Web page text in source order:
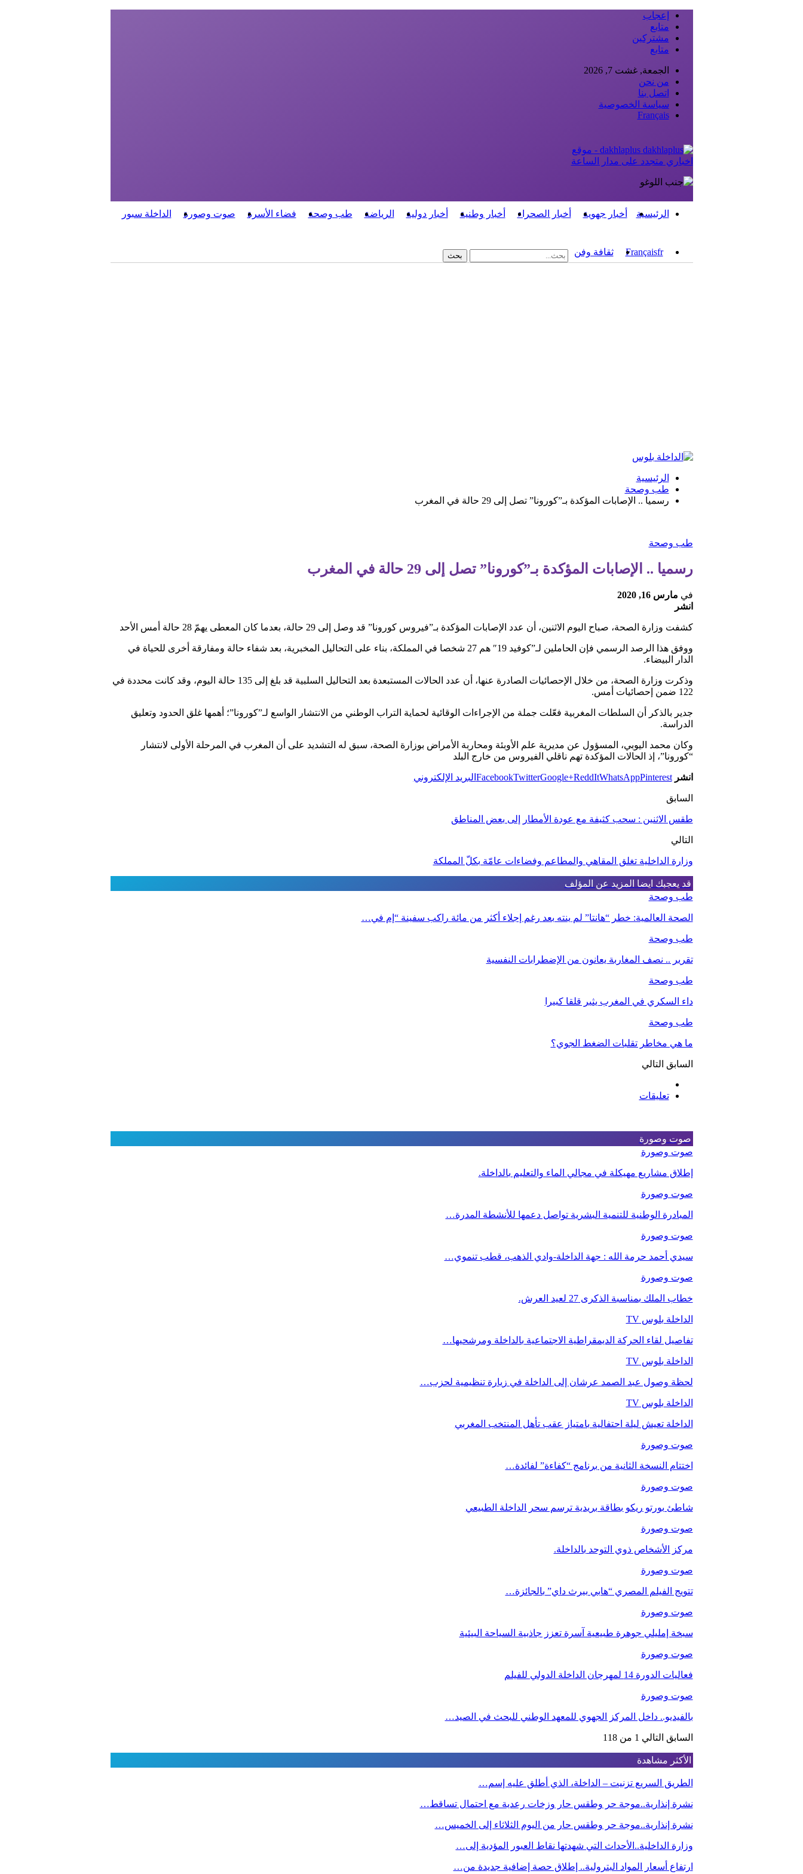
إعجاب
متابع
مشتركين
متابع
الجمعة, غشت 7, 2026
من نحن
اتصل بنا
سياسة الخصوصية
Français
dakhlaplus - موقع
اخباري متجدد على مدار الساعة
الرئيسية أخبار جهوية أخبار الصحراء أخبار وطنية أخبار دولية الرياضة طب وصحة فضاء الأسرة صوت وصورة الداخلة سبور
Françaisfr ثقافة وفن
الرئيسية
طب وصحة
رسميا .. الإصابات المؤكدة بـ”كورونا” تصل إلى 29 حالة في المغرب
طب وصحة
رسميا .. الإصابات المؤكدة بـ”كورونا” تصل إلى 29 حالة في المغرب
في مارس 16, 2020
انشر
كشفت وزارة الصحة، صباح اليوم الاثنين، أن عدد الإصابات المؤكدة بـ”فيروس كورونا” قد وصل إلى 29 حالة، بعدما كان المعطى يهمّ 28 حالة أمس الأحد
ووفق هذا الرصد الرسمي فإن الحاملين لـ”كوفيد 19″ هم 27 شخصا في المملكة، بناء على التحاليل المخبرية، بعد شفاء حالة ومفارقة أخرى للحياة في
الدار البيضاء.
وذكرت وزارة الصحة، من خلال الإحصائيات الصادرة عنها، أن عدد الحالات المستبعدة بعد التحاليل السلبية قد بلغ إلى 135 حالة اليوم، وقد كانت محددة في
122 ضمن إحصائيات أمس.
جدير بالذكر أن السلطات المغربية فعّلت جملة من الإجراءات الوقائية لحماية التراب الوطني من الانتشار الواسع لـ”كورونا”؛ أهمها غلق الحدود وتعليق
الدراسة.
وكان محمد اليوبي، المسؤول عن مديرية علم الأوبئة ومحاربة الأمراض بوزارة الصحة، سبق له التشديد على أن المغرب في المرحلة الأولى لانتشار
“كورونا”، إذ الحالات المؤكدة تهم ناقلي الفيروس من خارج البلد
انشر FacebookTwitterGoogle+ReddItWhatsAppPinterest البريد الإلكتروني
السابق
طقس الاثنين : سحب كثيفة مع عودة الأمطار إلى بعض المناطق
التالي
وزارة الداخلية تغلق المقاهي والمطاعم وفضاءات عامّة بكلّ المملكة
قد يعجبك ايضا المزيد عن المؤلف
طب وصحة
الصحة العالمية: خطر “هانتا” لم ينته بعد رغم إجلاء أكثر من مائة راكب سفينة “إم في…
طب وصحة
تقرير .. نصف المغاربة يعانون من الإضطرابات النفسية
طب وصحة
داء السكري في المغرب يثير قلقا كبيرا
طب وصحة
ما هي مخاطر تقلبات الضغط الجوي؟
السابق التالي
تعليقات
صوت وصورة
صوت وصورة
إطلاق مشاريع مهيكلة في مجالي الماء والتعليم بالداخلة.
صوت وصورة
المبادرة الوطنية للتنمية البشرية تواصل دعمها للأنشطة المدرة…
صوت وصورة
سيدي أحمد حرمة الله : جهة الداخلة-وادي الذهب، قطب تنموي…
صوت وصورة
خطاب الملك بمناسبة الذكرى 27 لعيد العرش.
الداخلة بلوس TV
تفاصيل لقاء الحركة الديمقراطية الاجتماعية بالداخلة ومرشحيها…
الداخلة بلوس TV
لحظة وصول عبد الصمد عرشان إلى الداخلة في زيارة تنظيمية لحزب…
الداخلة بلوس TV
الداخلة تعيش ليلة احتفالية بامتياز عقب تأهل المنتخب المغربي
صوت وصورة
اختتام النسخة الثانية من برنامج “كفاءة” لفائدة…
صوت وصورة
شاطئ بورتو ريكو بطاقة بريدية ترسم سحر الداخلة الطبيعي
صوت وصورة
مركز الأشخاص ذوي التوحد بالداخلة.
صوت وصورة
تتويج الفيلم المصري “هابي بيرث داي” بالجائزة…
صوت وصورة
سبخة إمليلي جوهرة طبيعية آسرة تعزز جاذبية السياحة البيئية
صوت وصورة
فعاليات الدورة 14 لمهرجان الداخلة الدولي للفيلم
صوت وصورة
بالفيديو.. داخل المركز الجهوي للمعهد الوطني للبحث في الصيد…
السابق التالي 1 من 118
الأكثر مشاهدة
الطريق السريع تزنيت – الداخلة، الذي أطلق عليه إسم…
نشرة إنذارية..موجة حر وطقس حار وزخات رعدية مع احتمال تساقط…
نشرة إنذارية..موجة حر وطقس حار من اليوم الثلاثاء إلى الخميس…
وزارة الداخلية..الأحداث التي شهدتها نقاط العبور المؤدية إلى…
ارتفاع أسعار المواد البترولية.. إطلاق حصة إضافية جديدة من…